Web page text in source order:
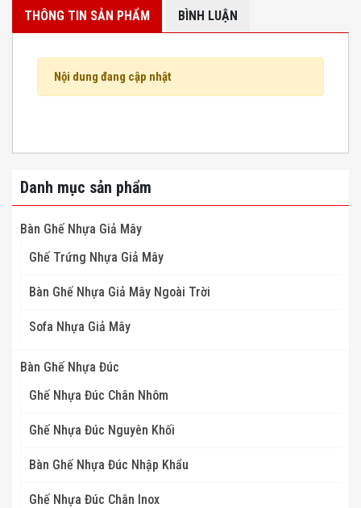
THÔNG TIN SẢN PHẨM BÌNH LUẬN
Nội dung đang cập nhật
Danh mục sản phẩm
Bàn Ghế Nhựa Giả Mây
Ghế Trứng Nhựa Giả Mây
Bàn Ghế Nhựa Giả Mây Ngoài Trời
Sofa Nhựa Giả Mây
Bàn Ghế Nhựa Đúc
Ghế Nhựa Đúc Chân Nhôm
Ghế Nhựa Đúc Nguyên Khối
Bàn Ghế Nhựa Đúc Nhập Khẩu
Ghế Nhựa Đúc Chân Inox